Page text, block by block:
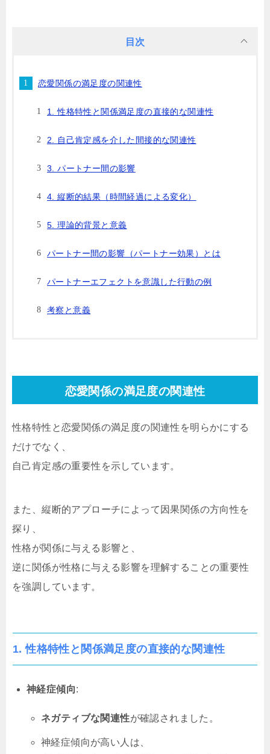
目次
恋愛関係の満足度の関連性
1. 性格特性と関係満足度の直接的な関連性
2. 自己肯定感を介した間接的な関連性
3. パートナー間の影響
4. 縦断的結果（時間経過による変化）
5. 理論的背景と意義
パートナー間の影響（パートナー効果）とは
パートナーエフェクトを意識した行動の例
考察と意義
恋愛関係の満足度の関連性
性格特性と恋愛関係の満足度の関連性を明らかにする
だけでなく、
自己肯定感の重要性を示しています。
また、縦断的アプローチによって因果関係の方向性を
探り、
性格が関係に与える影響と、
逆に関係が性格に与える影響を理解することの重要性
を強調しています。
1.性格特性と関係満足度の直接的な関連性
神経症傾向:
ネガティブな関連性が確認されました。
神経症傾向が高い人は、